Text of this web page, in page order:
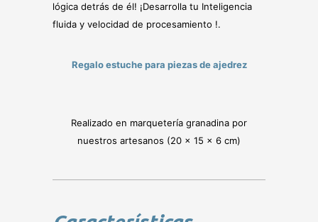
lógica detrás de él! ¡Desarrolla tu Inteligencia
fluida y velocidad de procesamiento !.
Regalo estuche para piezas de ajedrez
Realizado en marquetería granadina por
nuestros artesanos (20 x 15 x 6 cm)